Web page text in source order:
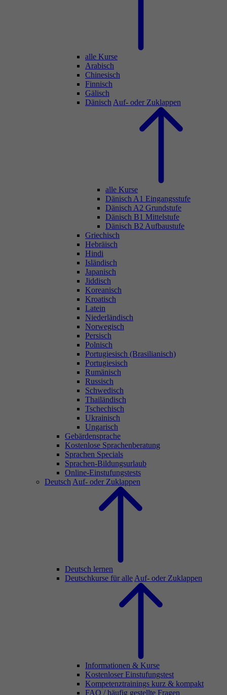
alle Kurse
Arabisch
Chinesisch
Finnisch
Gälisch
Dänisch Auf- oder Zuklappen
alle Kurse
Dänisch A1 Eingangsstufe
Dänisch A2 Grundstufe
Dänisch B1 Mittelstufe
Dänisch B2 Aufbaustufe
Griechisch
Hebräisch
Hindi
Isländisch
Japanisch
Jiddisch
Koreanisch
Kroatisch
Latein
Niederländisch
Norwegisch
Persisch
Polnisch
Portugiesisch (Brasilianisch)
Portugiesisch
Rumänisch
Russisch
Schwedisch
Thailändisch
Tschechisch
Ukrainisch
Ungarisch
Gebärdensprache
Kostenlose Sprachenberatung
Sprachen Specials
Sprachen-Bildungsurlaub
Online-Einstufungstests
Deutsch Auf- oder Zuklappen
Deutsch lernen
Deutschkurse für alle Auf- oder Zuklappen
Informationen & Kurse
Kostenloser Einstufungstest
Kompetenztrainings kurz & kompakt
FAQ / häufig gestellte Fragen